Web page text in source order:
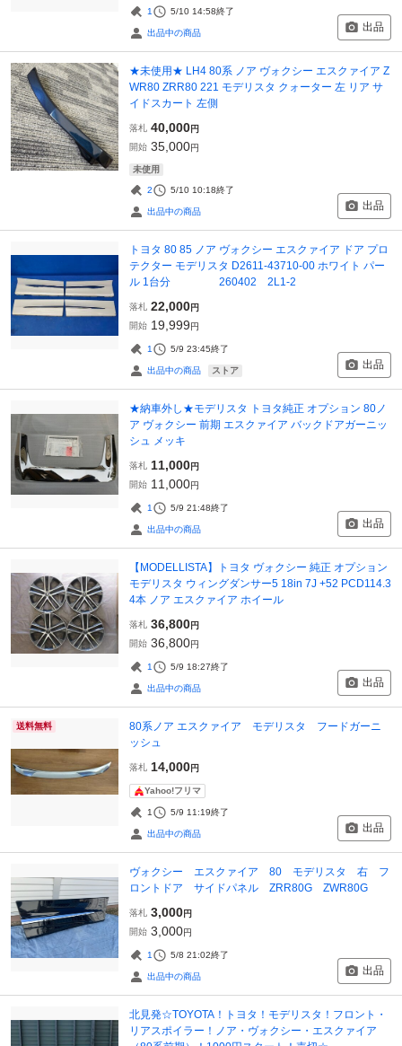
1 5/10 14:58終了
出品中の商品 出品
★未使用★ LH4 80系 ノア ヴォクシー エスクァイア Z
WR80 ZRR80 221 モデリスタ クォーター 左 リア サ
イドスカート 左側
落札 40,000円
開始 35,000円
未使用
2 5/10 10:18終了
出品中の商品 出品
トヨタ 80 85 ノア ヴォクシー エスクァイア ドア プロ
テクター モデリスタ D2611-43710-00 ホワイト パー
ル 1台分 260402 2L1-2
落札 22,000円
開始 19,999円
1 5/9 23:45終了
出品中の商品 ストア 出品
★納車外し★モデリスタ トヨタ純正 オプション 80ノ
ア ヴォクシー 前期 エスクァイア バックドアガーニッ
シュ メッキ
落札 11,000円
開始 11,000円
1 5/9 21:48終了
出品中の商品 出品
【MODELLISTA】トヨタ ヴォクシー 純正 オプション
モデリスタ ウィングダンサー5 18in 7J +52 PCD114.3
4本 ノア エスクァイア ホイール
落札 36,800円
開始 36,800円
1 5/9 18:27終了
出品中の商品 出品
送料無料
80系ノア エスクァイア モデリスタ フードガーニ
ッシュ
落札 14,000円
Yahoo!フリマ
1 5/9 11:19終了
出品中の商品 出品
ヴォクシー エスクァイア 80 モデリスタ 右 フ
ロントドア サイドパネル ZRR80G ZWR80G
落札 3,000円
開始 3,000円
1 5/8 21:02終了
出品中の商品 出品
北見発☆TOYOTA！トヨタ！モデリスタ！フロント・
リアスポイラー！ノア・ヴォクシー・エスクァイア